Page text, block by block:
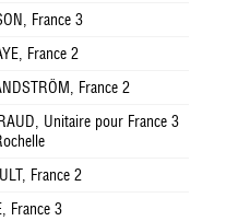
France 3
France 2
France 2
Unitaire pour France 3
France 2
France 3